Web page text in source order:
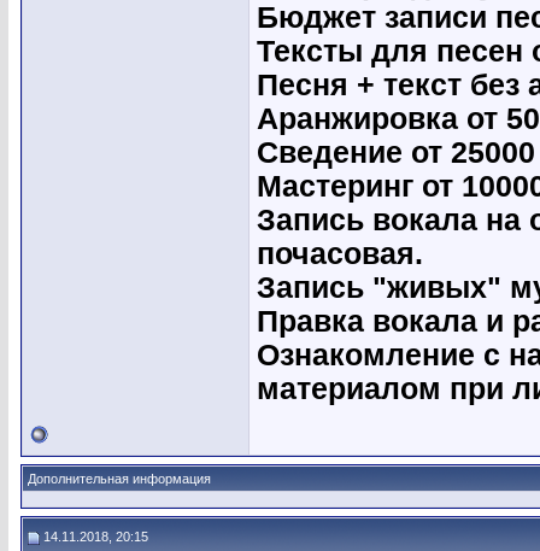
Бюджет записи
Тексты для песен
Песня + текст
Аранжировка от
Сведение от
Мастеринг от
Запись вокала на
почасовая.
Запись "живых"
Правка вокала и
Ознакомление с
материалом при
Дополнительная информация
14.11.2018, 20:15